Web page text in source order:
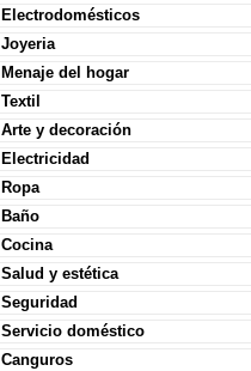
Electrodomésticos
Joyeria
Menaje del hogar
Textil
Arte y decoración
Electricidad
Ropa
Baño
Cocina
Salud y estética
Seguridad
Servicio doméstico
Canguros